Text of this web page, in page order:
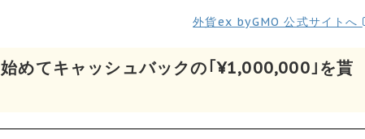
外貨ex byGMO 公式サイトへ
めてキャッシュバックの｢¥1,000,000｣を貰